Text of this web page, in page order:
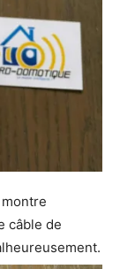
câble de